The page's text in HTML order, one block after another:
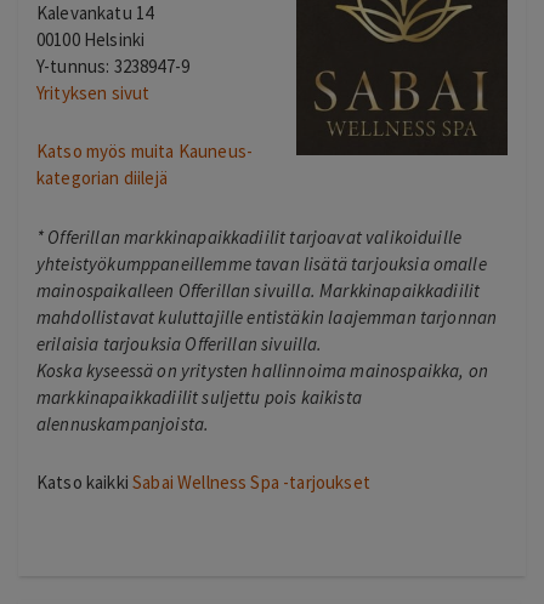
Kalevankatu 14
00100 Helsinki
Y-tunnus: 3238947-9
Yrityksen sivut
Katso myös muita Kauneus-
kategorian diilejä
* Offerillan markkinapaikkadiilit tarjoavat valikoiduille
yhteistyökumppaneillemme tavan lisätä tarjouksia omalle
mainospaikalleen Offerillan sivuilla. Markkinapaikkadiilit
mahdollistavat kuluttajille entistäkin laajemman tarjonnan
erilaisia tarjouksia Offerillan sivuilla.
Koska kyseessä on yritysten hallinnoima mainospaikka, on
markkinapaikkadiilit suljettu pois kaikista
alennuskampanjoista.
Katso kaikkiSabai Wellness Spa -tarjoukset